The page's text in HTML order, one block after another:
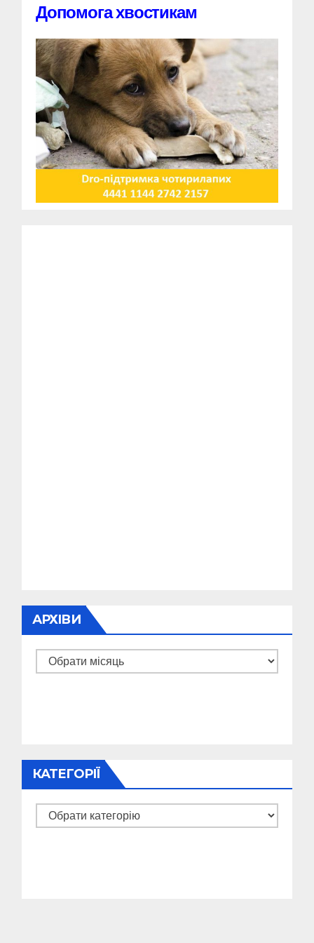
Допомога хвостикам
АРХІВИ
Архіви
КАТЕГОРІЇ
Категорії